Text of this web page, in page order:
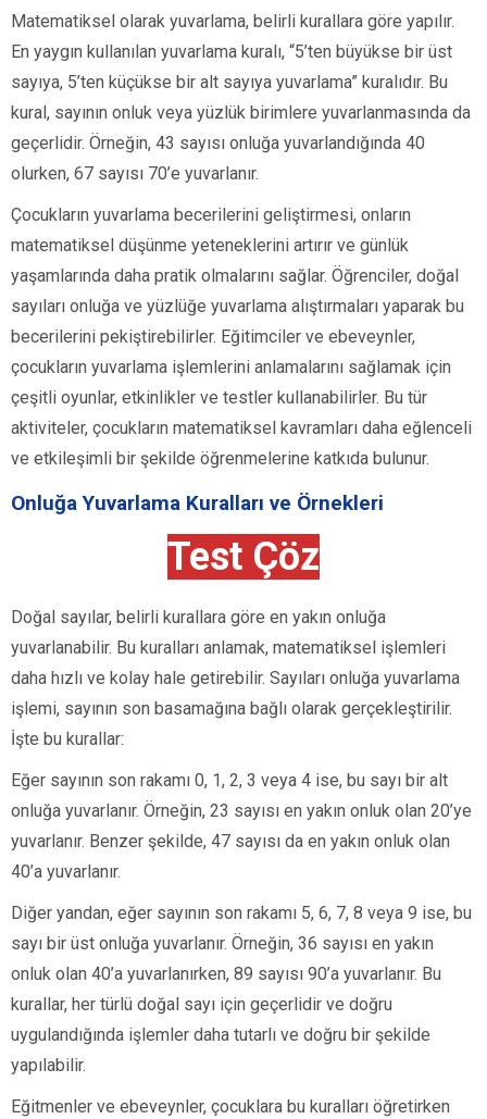
Matematiksel olarak yuvarlama, belirli kurallara göre yapılır.
En yaygın kullanılan yuvarlama kuralı, “5’ten büyükse bir üst
sayıya, 5’ten küçükse bir alt sayıya yuvarlama” kuralıdır. Bu
kural, sayının onluk veya yüzlük birimlere yuvarlanmasında da
geçerlidir. Örneğin, 43 sayısı onluğa yuvarlandığında 40
olurken, 67 sayısı 70’e yuvarlanır.
Çocukların yuvarlama becerilerini geliştirmesi, onların
matematiksel düşünme yeteneklerini artırır ve günlük
yaşamlarında daha pratik olmalarını sağlar. Öğrenciler, doğal
sayıları onluğa ve yüzlüğe yuvarlama alıştırmaları yaparak bu
becerilerini pekiştirebilirler. Eğitimciler ve ebeveynler,
çocukların yuvarlama işlemlerini anlamalarını sağlamak için
çeşitli oyunlar, etkinlikler ve testler kullanabilirler. Bu tür
aktiviteler, çocukların matematiksel kavramları daha eğlenceli
ve etkileşimli bir şekilde öğrenmelerine katkıda bulunur.
Onluğa Yuvarlama Kuralları ve Örnekleri
Test Çöz
Doğal sayılar, belirli kurallara göre en yakın onluğa
yuvarlanabilir. Bu kuralları anlamak, matematiksel işlemleri
daha hızlı ve kolay hale getirebilir. Sayıları onluğa yuvarlama
işlemi, sayının son basamağına bağlı olarak gerçekleştirilir.
İşte bu kurallar:
Eğer sayının son rakamı 0, 1, 2, 3 veya 4 ise, bu sayı bir alt
onluğa yuvarlanır. Örneğin, 23 sayısı en yakın onluk olan 20’ye
yuvarlanır. Benzer şekilde, 47 sayısı da en yakın onluk olan
40’a yuvarlanır.
Diğer yandan, eğer sayının son rakamı 5, 6, 7, 8 veya 9 ise, bu
sayı bir üst onluğa yuvarlanır. Örneğin, 36 sayısı en yakın
onluk olan 40’a yuvarlanırken, 89 sayısı 90’a yuvarlanır. Bu
kurallar, her türlü doğal sayı için geçerlidir ve doğru
uygulandığında işlemler daha tutarlı ve doğru bir şekilde
yapılabilir.
Eğitmenler ve ebeveynler, çocuklara bu kuralları öğretirken